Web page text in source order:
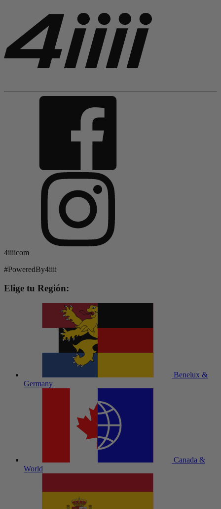
4iiiicom
#PoweredBy4iiii
Elige tu Región:
Benelux &
Germany
Canada &
World